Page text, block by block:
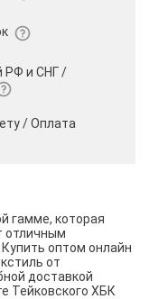
РФ и СНГ /
/Оплата
гамме, которая
отличным
оптом онлайн
от
доставкой
Тейковского ХБК